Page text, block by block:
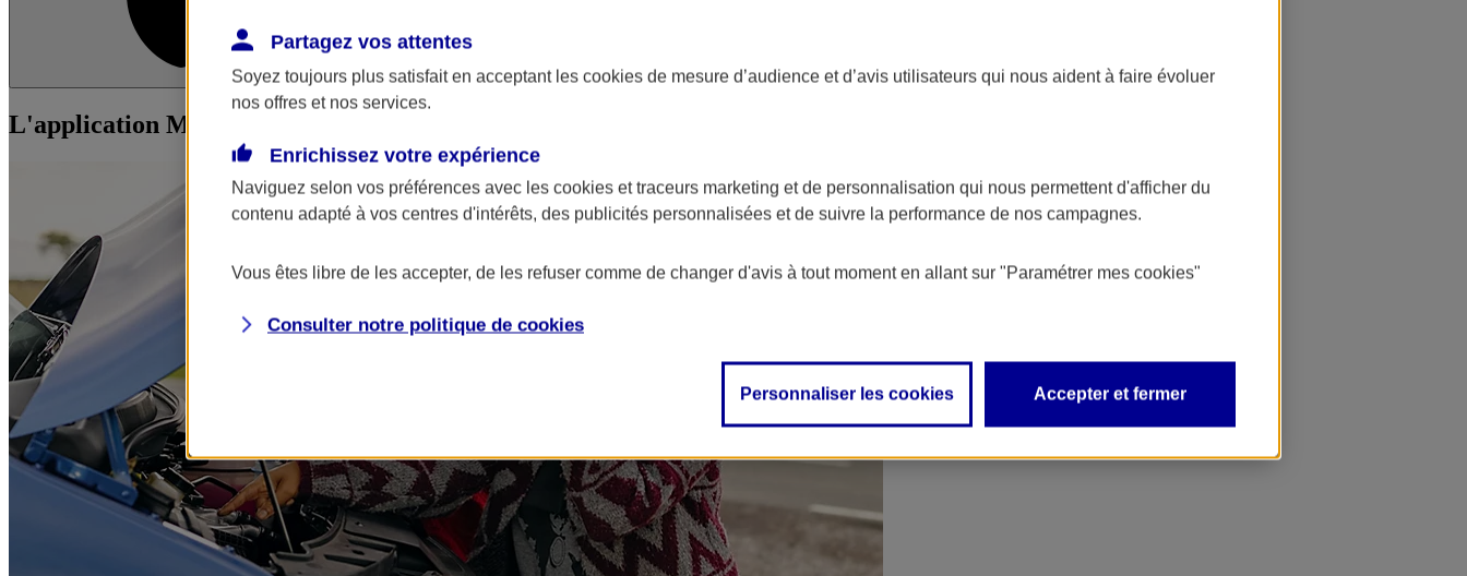
L'application Mon AXA Assurance L'application AXA Banque
L'application Mon AXA Assurance, tous vos contrats en poche !
Partagez vos attentes
Soyez toujours plus satisfait en acceptant les cookies de mesure d’audience et d’avis utilisateurs qui nous aident à faire évoluer
nos offres et nos services.
Enrichissez votre expérience
Naviguez selon vos préférences avec les cookies et traceurs marketing et de personnalisation qui nous permettent d'afficher du
contenu adapté à vos centres d'intérêts, des publicités personnalisées et de suivre la performance de nos campagnes.
Vous êtes libre de les accepter, de les refuser comme de changer d'avis à tout moment en allant sur "Paramétrer mes cookies"
Consulter notre politique de cookies
Personnaliser les cookies Accepter et fermer